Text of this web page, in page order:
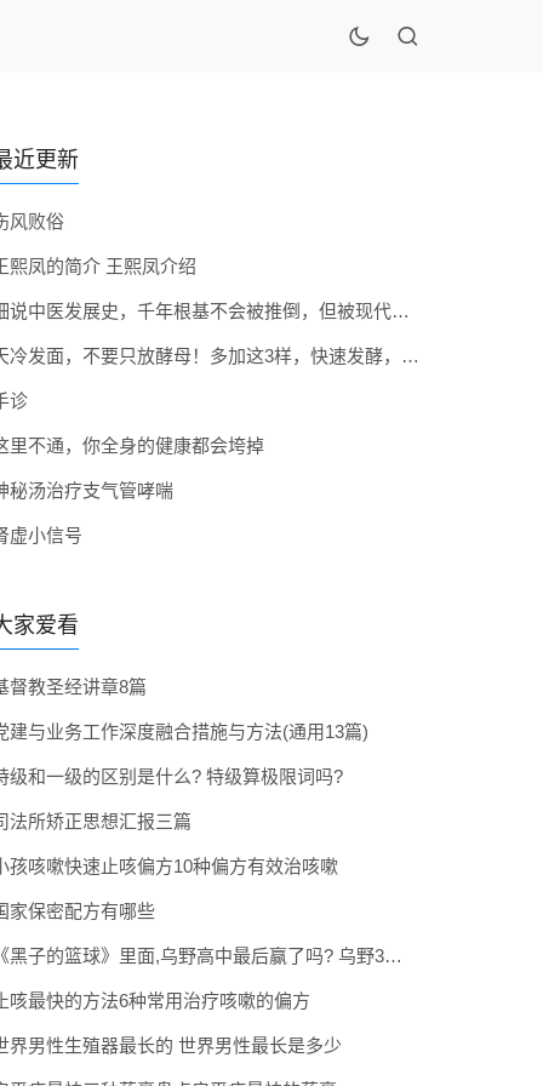
近更新
风败俗
熙凤的简介 王熙凤介绍
细说中医发展史，千年根基不会被推倒，但被现代医疗模式堵住出路
天冷发面，不要只放酵母！多加这3样，快速发酵，蓬松香软弹性十足
诊
里不通，你全身的健康都会垮掉
秘汤治疗支气管哮喘
虚小信号
家爱看
督教圣经讲章8篇
建与业务工作深度融合措施与方法(通用13篇)
级和一级的区别是什么? 特级算极限词吗?
法所矫正思想汇报三篇
孩咳嗽快速止咳偏方10种偏方有效治咳嗽
家保密配方有哪些
《黑子的篮球》里面,乌野高中最后赢了吗? 乌野3年拿到全国冠军了吗
咳最快的方法6种常用治疗咳嗽的偏方
界男性生殖器最长的 世界男性最长是多少